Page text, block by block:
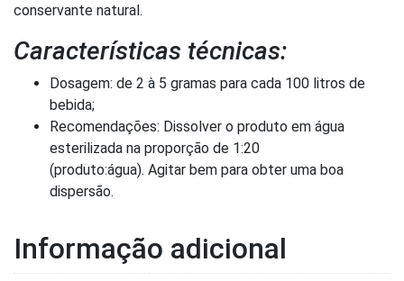
conservante natural.
Características técnicas:
Dosagem: de 2 à 5 gramas para cada 100 litros de
bebida;
Recomendações: Dissolver o produto em água
esterilizada na proporção de 1:20
(produto:água). Agitar bem para obter uma boa
dispersão.
Informação adicional